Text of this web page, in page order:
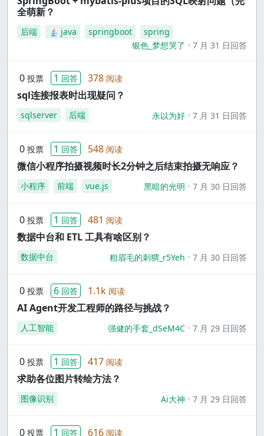
全萌新？
后端 java springboot
spring
银色_梦想哭了
7 月 31 日回答
0 投票 1 回答 378 阅读
sql连接报表时出现疑问？
sqlserver 后端 永以为好 7 月 31 日回答
0 投票 1 回答 548 阅读
微信小程序拍摄视频时长2分钟之后结束拍摄无响应？
小程序 前端 vue.js 黑暗的光明 7 月 30 日回答
0 投票 1 回答 481 阅读
数据中台和 ETL 工具有啥区别？
数据中台 粗眉毛的刺猬_r5Yeh 7 月 30 日回答
0 投票 6 回答 1.1k 阅读
AI Agent开发工程师的路径与挑战？
人工智能 强健的手套_dSeM4C 7 月 29 日回答
0 投票 1 回答 417 阅读
求助各位图片转绘方法？
图像识别 Ai大神 7 月 29 日回答
0 投票 1 回答 616 阅读